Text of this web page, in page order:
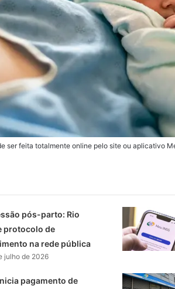
ser feita totalmente online pelo site ou aplicativo
pós-parto: Rio
protocolo de
na rede pública
julho de 2026
pagamento de